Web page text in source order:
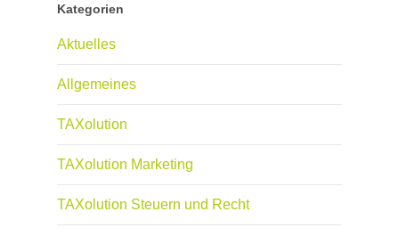
Kategorien
Aktuelles
Allgemeines
TAXolution
TAXolution Marketing
TAXolution Steuern und Recht